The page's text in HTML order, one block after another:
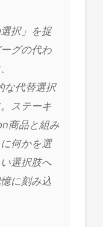
択」を捉
グの代わ
な代替選択
ステーキ
商品と組み
何かを選
選択肢へ
に刻み込